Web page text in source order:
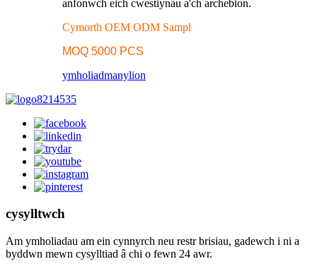
anfonwch eich cwestiynau a'ch archebion.
Cymorth OEM ODM Sampl
MOQ 5000 PCS
ymholiadmanylion
cysylltwch
Am ymholiadau am ein cynnyrch neu restr brisiau, gadewch i ni a
byddwn mewn cysylltiad â chi o fewn 24 awr.